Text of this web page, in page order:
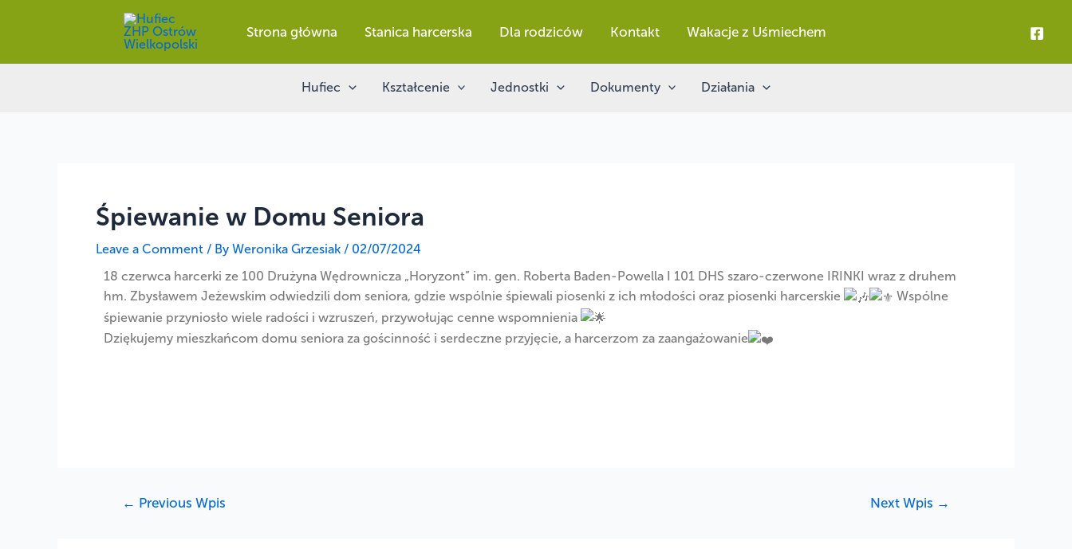
Strona główna Stanica harcerska Dla rodziców Kontakt Wakacje z Uśmiechem
Hufiec Kształcenie Jednostki Dokumenty Działania
Śpiewanie w Domu Seniora
Leave a Comment / By Weronika Grzesiak / 02/07/2024
18 czerwca harcerki ze 100 Drużyna Wędrownicza „Horyzont” im. gen. Roberta Baden-Powella I 101 DHS szaro-czerwone IRINKI wraz z druhem
hm. Zbysławem Jeżewskim odwiedzili dom seniora, gdzie wspólnie śpiewali piosenki z ich młodości oraz piosenki harcerskie
Wspólne
śpiewanie przyniosło wiele radości i wzruszeń, przywołując cenne wspomnienia
Dziękujemy mieszkańcom domu seniora za gościnność i serdeczne przyjęcie, a harcerzom za zaangażowanie
Nawigacja
wpisu
← Previous Wpis Next Wpis →